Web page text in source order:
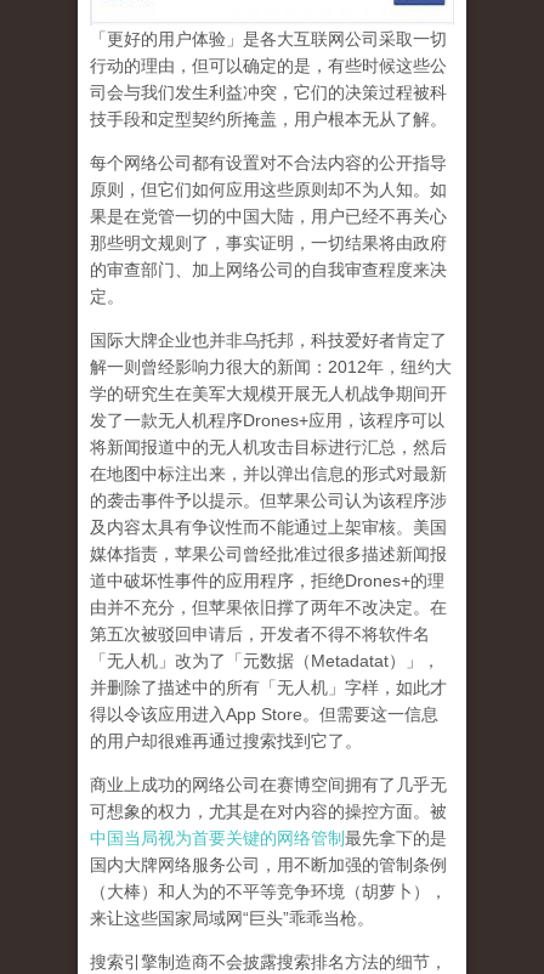
「更好的用户体验」是各大互联网公司采取一切
行动的理由，但可以确定的是，有些时候这些公
司会与我们发生利益冲突，它们的决策过程被科
技手段和定型契约所掩盖，用户根本无从了解。
每个网络公司都有设置对不合法内容的公开指导
原则，但它们如何应用这些原则却不为人知。如
果是在党管一切的中国大陆，用户已经不再关心
那些明文规则了，事实证明， 一切结果将由政府
的审查部门、加上网络公司的自我审查程度来决
定。
国际大牌企业也并非乌托邦，科技爱好者肯定了
解一则曾经影响力很大的新闻： 2012年，纽约大
学的研究生在美军大规模开展无人机战争期间开
发了一款无人机程序Drones+应用，该程序可以
将新闻报道中的无人机攻击目标进行汇总，然后
在地图中标注出来，并以弹出信息的形式对最新
的袭击事件予以提示。但苹果公司认为该程序涉
及内容太具有争议性而不能通过上架审核。美国
媒体指责，苹果公司曾经批准过很多描述新闻报
道中破坏性事件的应用程序，拒绝Drones+的理
由并不充分，但苹果依旧撑了两年不改决定。在
第五次被驳回申请后，开发者不得不将软件名
「无人机」改为了「元数据（Metadatat）」，
并删除了描述中的所有「无人机」字样，如此才
得以令该应用进入App Store。但需要这一信息
的用户却很难再通过搜索找到它了。
商业上成功的网络公司在赛博空间拥有了几乎无
可想象的权力，尤其是在对内容的操控方面。被
中国当局视为首要关键的网络管制最先拿下的是
国内大牌网络服务公司 ，用不断加强的管制条例
（大棒）和人为的不平等竞争环境（胡萝卜），
来让这些国家局域网“巨头”乖乖当枪。
搜索引擎制造商不会披露搜索排名方法的细节，